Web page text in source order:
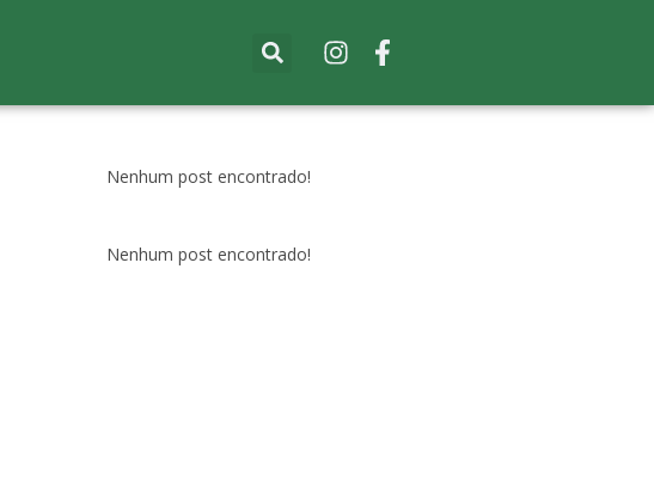
Nenhum post encontrado!
Nenhum post encontrado!